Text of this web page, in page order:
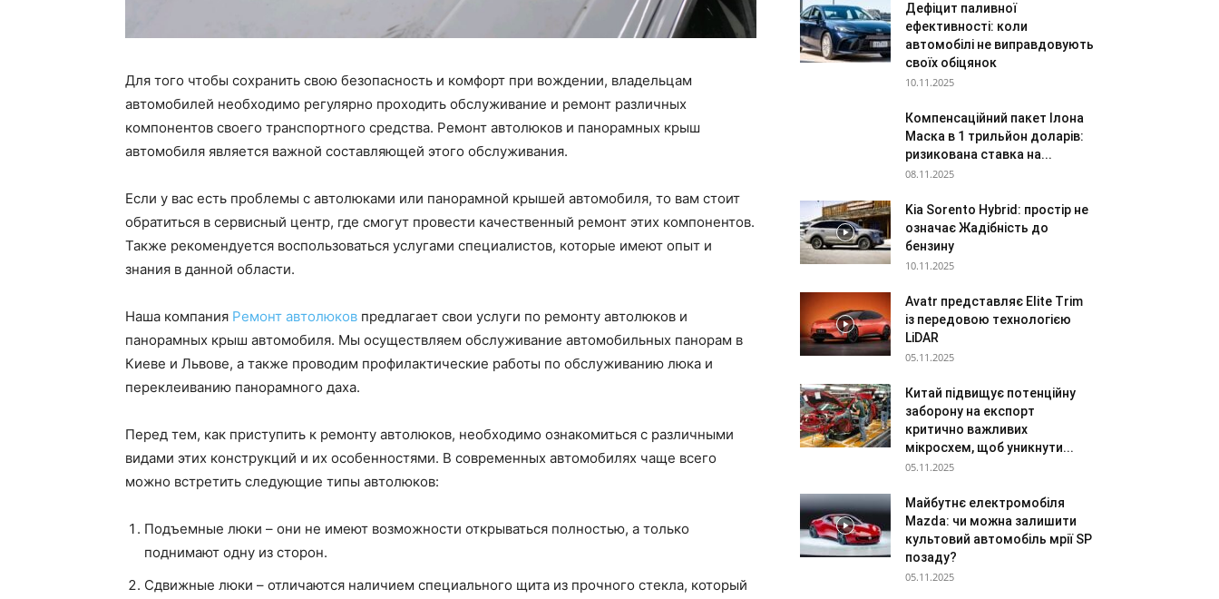
Для того чтобы сохранить свою безопасность и комфорт при вождении, владельцам
автомобилей необходимо регулярно проходить обслуживание и ремонт различных
компонентов своего транспортного средства. Ремонт автолюков и панорамных крыш
автомобиля является важной составляющей этого обслуживания.
Если у вас есть проблемы с автолюками или панорамной крышей автомобиля, то вам стоит
обратиться в сервисный центр, где смогут провести качественный ремонт этих компонентов.
Также рекомендуется воспользоваться услугами специалистов, которые имеют опыт и
знания в данной области.
Наша компания Ремонт автолюков предлагает свои услуги по ремонту автолюков и
панорамных крыш автомобиля. Мы осуществляем обслуживание автомобильных панорам в
Киеве и Львове, а также проводим профилактические работы по обслуживанию люка и
переклеиванию панорамного даха.
Перед тем, как приступить к ремонту автолюков, необходимо ознакомиться с различными
видами этих конструкций и их особенностями. В современных автомобилях чаще всего
можно встретить следующие типы автолюков:
Подъемные люки – они не имеют возможности открываться полностью, а только
поднимают одну из сторон.
Сдвижные люки – отличаются наличием специального щита из прочного стекла, который
Дефіцит паливної
ефективності: коли
автомобілі не виправдовують
своїх обіцянок
10.11.2025
Компенсаційний пакет Ілона
Маска в 1 трильйон доларів:
ризикована ставка на...
08.11.2025
Kia Sorento Hybrid: простір не
означає Жадібність до
бензину
10.11.2025
Avatr представляє Elite Trim
із передовою технологією
LiDAR
05.11.2025
Китай підвищує потенційну
заборону на експорт
критично важливих
мікросхем, щоб уникнути...
05.11.2025
Майбутнє електромобіля
Mazda: чи можна залишити
культовий автомобіль мрії SP
позаду?
05.11.2025